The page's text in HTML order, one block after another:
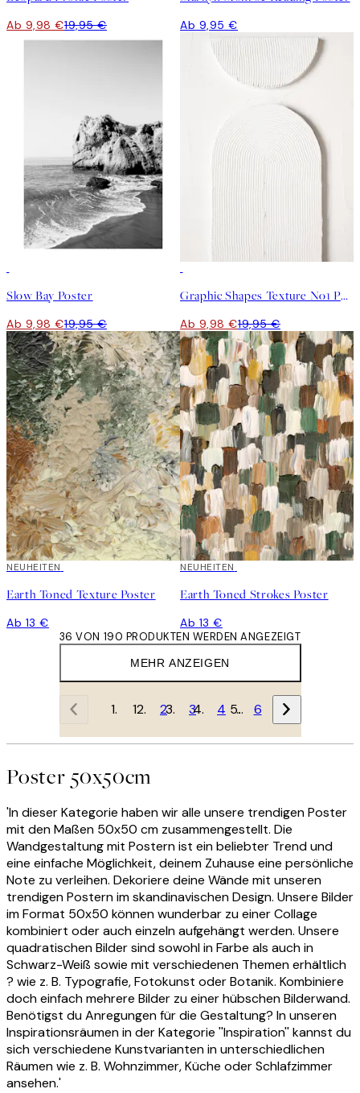
Ab 9,98 €19,95 € Ab 9,95 €
Slow Bay Poster
Ab 9,98 €19,95 €
Graphic Shapes Texture No1 Poster
Ab 9,98 €19,95 €
NEUHEITEN
Earth Toned Texture Poster
Ab 13 €
NEUHEITEN
Earth Toned Strokes Poster
Ab 13 €
MEHR ANZEIGEN
36 VON 190 PRODUKTEN WERDEN ANGEZEIGT
1 2 3 4 … 6
Poster 50x50cm
'In dieser Kategorie haben wir alle unsere trendigen Poster
mit den Maßen 50x50 cm zusammengestellt. Die
Wandgestaltung mit Postern ist ein beliebter Trend und
eine einfache Möglichkeit, deinem Zuhause eine persönliche
Note zu verleihen. Dekoriere deine Wände mit unseren
trendigen Postern im skandinavischen Design. Unsere Bilder
im Format 50x50 können wunderbar zu einer Collage
kombiniert oder auch einzeln aufgehängt werden. Unsere
quadratischen Bilder sind sowohl in Farbe als auch in
Schwarz-Weiß sowie mit verschiedenen Themen erhältlich
? wie z. B. Typografie, Fotokunst oder Botanik. Kombiniere
doch einfach mehrere Bilder zu einer hübschen Bilderwand.
Benötigst du Anregungen für die Gestaltung? In unseren
Inspirationsräumen in der Kategorie ''Inspiration'' kannst du
sich verschiedene Kunstvarianten in unterschiedlichen
Räumen wie z. B. Wohnzimmer, Küche oder Schlafzimmer
ansehen.'